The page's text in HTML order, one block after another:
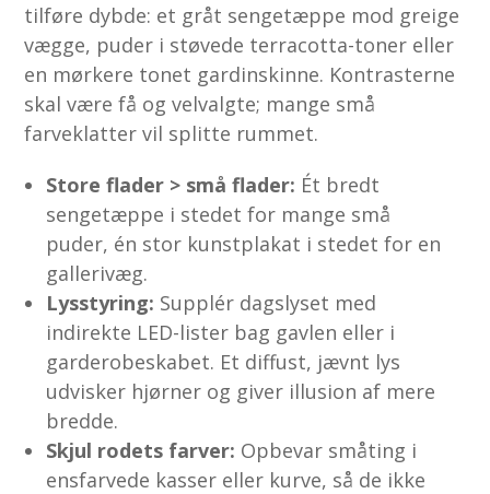
tilføre dybde: et gråt sengetæppe mod greige
vægge, puder i støvede terracotta-toner eller
en mørkere tonet gardinskinne. Kontrasterne
skal være få og velvalgte; mange små
farveklatter vil splitte rummet.
Store flader > små flader: Ét bredt
sengetæppe i stedet for mange små
puder, én stor kunst­plakat i stedet for en
gallerivæg.
Lysstyring: Supplér dagslyset med
indirekte LED-lister bag gavlen eller i
garderobeskabet. Et diffust, jævnt lys
udvisker hjørner og giver illusion af mere
bredde.
Skjul rodets farver: Opbevar småting i
ensfarvede kasser eller kurve, så de ikke